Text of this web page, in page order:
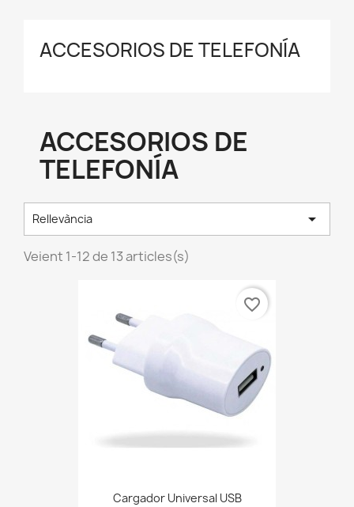
ACCESORIOS DE TELEFONÍA
ACCESORIOS DE
TELEFONÍA
Rellevància 
Veient 1-12 de 13 articles(s)
Cargador Universal USB
favorite_border